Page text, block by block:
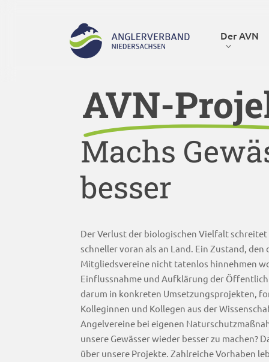
Hit enter to search or ESC to close
Der AVN
AVN-
Machs
besser
Der Verlust der biologischen Vielfalt
schneller voran als an Land. Ein Zustand, den
Mitgliedsvereine nicht tatenlos hinnehmen
Einflussnahme und Aufklärung der
darum in konkreten Umsetzungsprojekten,
Kolleginnen und Kollegen aus der
Angelvereine bei eigenen
unsere Gewässer wieder besser zu machen?
über unsere Projekte. Zahlreiche Vorhaben